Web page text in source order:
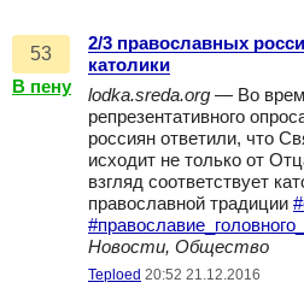
53
В пену
2/3 православных
католики
lodka.sreda.org — Во
репрезентативного
россиян ответили, что
исходит не только от
взгляд соответствует
православной традиции
Новости, Общество
Teploed 20:52 21.12.2016